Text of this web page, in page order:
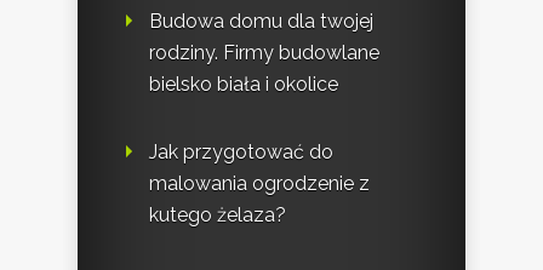
Budowa domu dla twojej
rodziny. Firmy budowlane
bielsko biała i okolice
Jak przygotować do
malowania ogrodzenie z
kutego żelaza?